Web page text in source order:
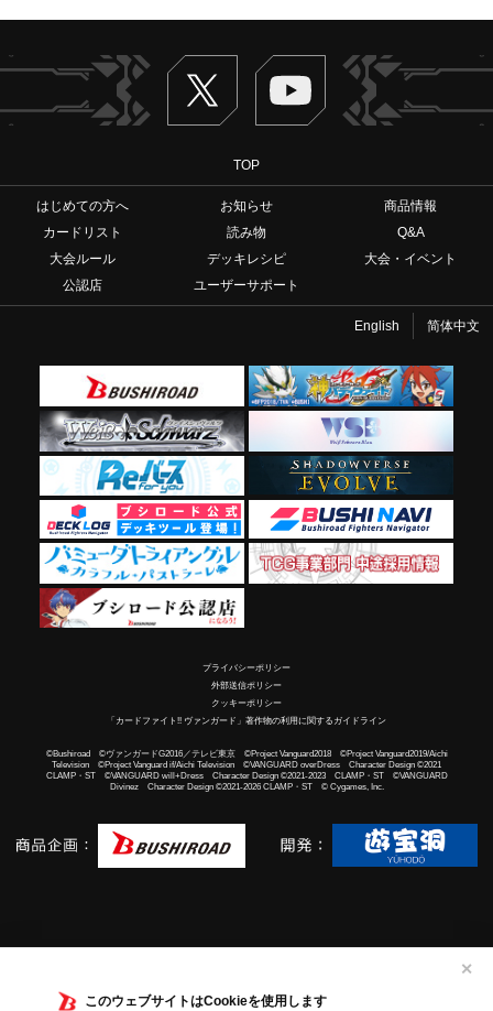
このウェブサイトはCookieを使用します
✕
Twitter ヴァンガードch
TOP
はじめての方へ お知らせ
商品情報
カードリスト
読み物
Q&A
大会ルール
デッキレシピ
大会・イベント
公認店
ユーザーサポート
English 简体中文
プライバシーポリシー
外部送信ポリシー
クッキーポリシー
「カードファイト!! ヴァンガード」著作物の利用に関するガイドライン
©Bushiroad ©ヴァンガードG2016／テレビ東京 ©Project Vanguard2018 ©Project Vanguard2019/Aichi
Television ©Project Vanguard if/Aichi Television ©VANGUARD overDress Character Design ©2021
CLAMP・ST ©VANGUARD will+Dress Character Design ©2021-2023 CLAMP・ST ©VANGUARD
Divinez Character Design ©2021-2026 CLAMP・ST © Cygames, Inc.